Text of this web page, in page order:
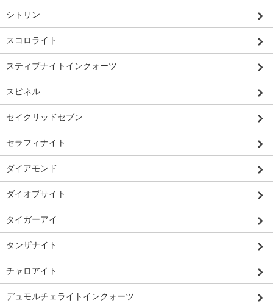
シトリン
スコロライト
スティブナイトインクォーツ
スピネル
セイクリッドセブン
セラフィナイト
ダイアモンド
ダイオプサイト
タイガーアイ
タンザナイト
チャロアイト
デュモルチェライトインクォーツ